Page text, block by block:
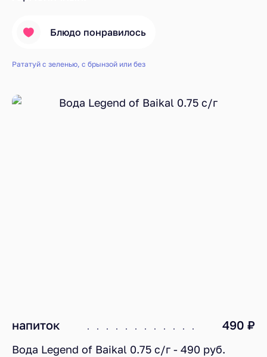
Блюдо понравилось
Рататуй с зеленью, с брынзой или без
напиток 490 ₽
Вода Legend of Baikal 0.75 с/г - 490 руб.